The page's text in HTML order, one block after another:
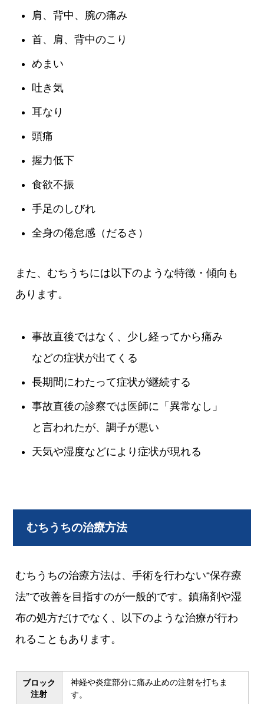
肩、背中、腕の痛み
首、肩、背中のこり
めまい
吐き気
耳なり
頭痛
握力低下
食欲不振
手足のしびれ
全身の倦怠感（だるさ）
また、むちうちには以下のような特徴・傾向も
あります。
事故直後ではなく、少し経ってから痛み
などの症状が出てくる
長期間にわたって症状が継続する
事故直後の診察では医師に「異常なし」
と言われたが、調子が悪い
天気や湿度などにより症状が現れる
むちうちの治療方法
むちうちの治療方法は、手術を行わない“保存療
法”で改善を目指すのが一般的です。鎮痛剤や湿
布の処方だけでなく、以下のような治療が行わ
れることもあります。
ブロック
注射
神経や炎症部分に痛み止めの注射を打ちま
す。